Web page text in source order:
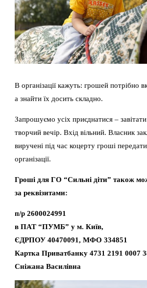
В організації кажуть: грошей потрібно
а знайти їх досить складно.
Запрошуємо усіх приєднатися –
творчий вечір. Вхід вільний. Власник
виручені під час коцерту гроші
організації.
Гроші для ГО “Сильні діти” також
за реквізитами:
п/р 2600024991
в ПАТ “ПУМБ” у м. Київ,
ЄДРПОУ 40470091, МФО 334851
Картка Приватбанку 4731 2191 0007
Сніжана Василівна